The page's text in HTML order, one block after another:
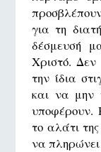
για τη
δέσμευσή
Χριστό.
την ίδια
και να μην
υποφέρουν.
το αλάτι
να